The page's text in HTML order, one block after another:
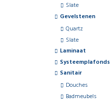
Slate
Gevelstenen
Quartz
Slate
Laminaat
Systeemplafonds
Sanitair
Douches
Badmeubels